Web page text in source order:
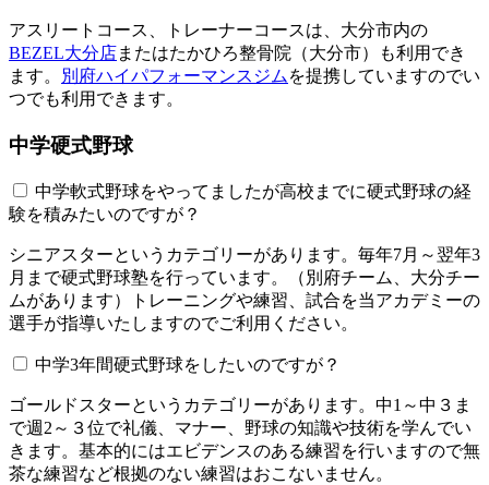
アスリートコース、トレーナーコースは、大分市内の
BEZEL大分店またはたかひろ整骨院（大分市）も利用でき
ます。
別府ハイパフォーマンスジム を提携していますのでい
つでも利用できます。
中学硬式野球
中学軟式野球をやってましたが高校までに硬式野球の経
験を積みたいのですが？
シニアスターというカテゴリーがあります。毎年7月～翌年3
月まで硬式野球塾を行っています。（別府チーム、大分チー
ムがあります）トレーニングや練習、試合を当アカデミーの
選手が指導いたしますのでご利用ください。
中学3年間硬式野球をしたいのですが？
ゴールドスターというカテゴリーがあります。中1～中３ま
で週2～３位で礼儀、マナー、野球の知識や技術を学んでい
きます。基本的にはエビデンスのある練習を行いますので無
茶な練習など根拠のない練習はおこないません。